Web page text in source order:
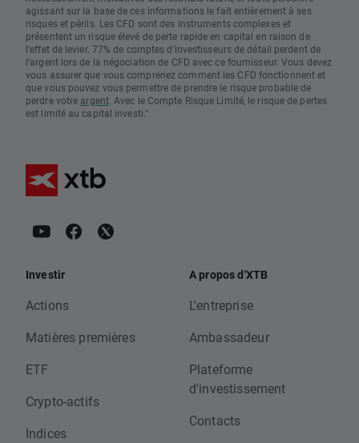
agissant sur la base de ces informations le fait entièrement à ses
risques et périls. Les CFD sont des instruments complexes et
présentent un risque élevé de perte rapide en capital en raison de
l'effet de levier. 77% de comptes d'investisseurs de détail perdent de
l'argent lors de la négociation de CFD avec ce fournisseur. Vous devez
vous assurer que vous comprenez comment les CFD fonctionnent et
que vous pouvez vous permettre de prendre le risque probable de
perdre votre argent. Avec le Compte Risque Limité, le risque de pertes
est limité au capital investi."
Investir
Actions
Matières premières
ETF
Crypto-actifs
Indices
A propos d'XTB
L'entreprise
Ambassadeur
Plateforme
d'investissement
Contacts